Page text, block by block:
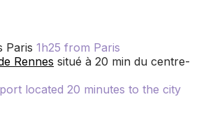
Paris 1h25 from Paris
Rennes situé à 20 min du centre-
located 20 minutes to the city